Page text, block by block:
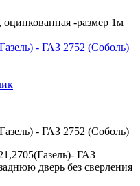
- ГАЗ 2752 (Соболь)
- ГАЗ 2752 (Соболь)
ГАЗ
дверь без сверления